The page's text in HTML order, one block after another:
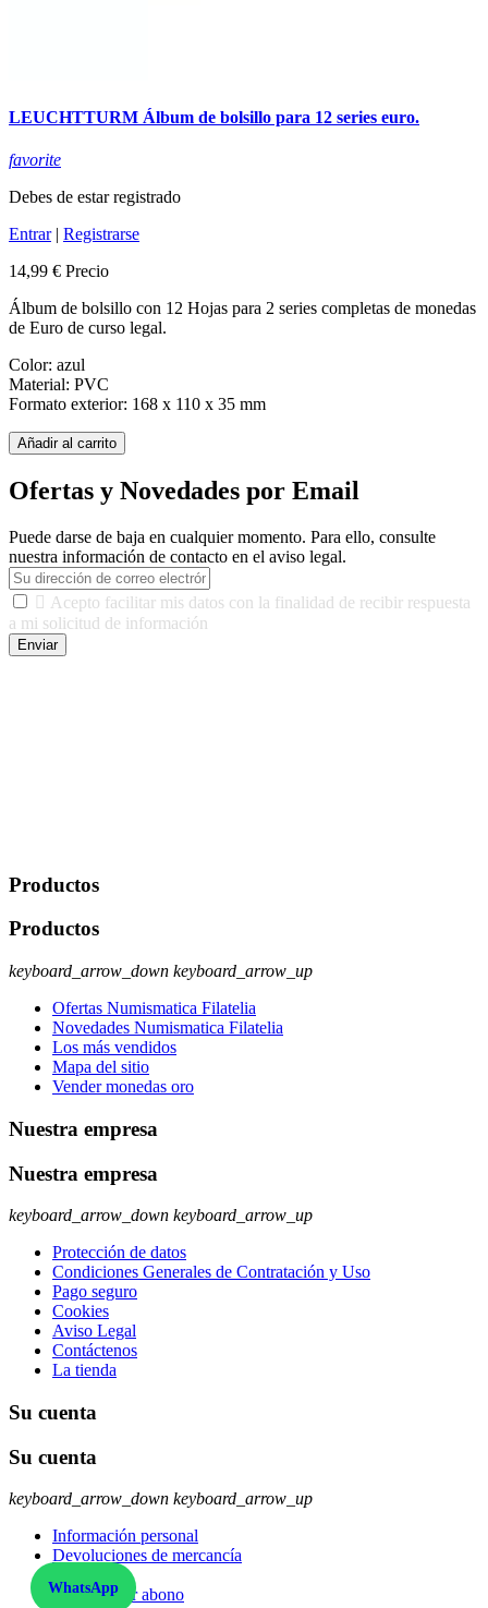
LEUCHTTURM Álbum de bolsillo para 12 series euro.
favorite
Debes de estar registrado
Entrar| Registrarse
14,99 € Precio
Álbum de bolsillo con 12 Hojas para 2 series completas de monedas
de Euro de curso legal.
Color: azul
Material: PVC
Formato exterior: 168 x 110 x 35 mm
Añadir al carrito
Ofertas y Novedades por Email
Puede darse de baja en cualquier momento. Para ello, consulte
nuestra información de contacto en el aviso legal.
 Acepto facilitar mis datos con la finalidad de recibir respuesta
a mi solicitud de información
Enviar
Productos
Productos
keyboard_arrow_down keyboard_arrow_up
Ofertas Numismatica Filatelia
Novedades Numismatica Filatelia
Los más vendidos
Mapa del sitio
Vender monedas oro
Nuestra empresa
Nuestra empresa
keyboard_arrow_down keyboard_arrow_up
Protección de datos
Condiciones Generales de Contratación y Uso
Pago seguro
Cookies
Aviso Legal
Contáctenos
La tienda
Su cuenta
Su cuenta
keyboard_arrow_down keyboard_arrow_up
Información personal
Devoluciones de mercancía
Facturas por abono
WhatsApp